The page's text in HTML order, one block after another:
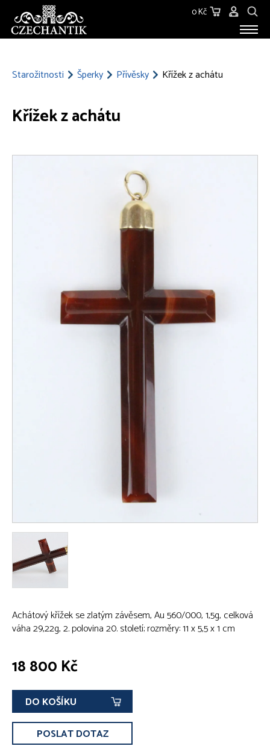
0 Kč
Starožitnosti Šperky Přívěsky Křížek z achátu
Křížek z achátu
Achátový křížek se zlatým závěsem, Au 560/000, 1,5g, celková
váha 29,22g, 2. polovina 20. století; rozměry: 11 x 5,5 x 1 cm
18 800 Kč
DO KOŠÍKU
POSLAT DOTAZ